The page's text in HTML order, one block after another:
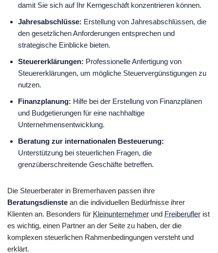
damit Sie sich auf Ihr Kerngeschäft konzentrieren können.
Jahresabschlüsse: Erstellung von Jahresabschlüssen, die
den gesetzlichen Anforderungen entsprechen und
strategische Einblicke bieten.
Steuererklärungen: Professionelle Anfertigung von
Steuererklärungen, um mögliche Steuervergünstigungen zu
nutzen.
Finanzplanung: Hilfe bei der Erstellung von Finanzplänen
und Budgetierungen für eine nachhaltige
Unternehmensentwicklung.
Beratung zur internationalen Besteuerung:
Unterstützung bei steuerlichen Fragen, die
grenzüberschreitende Geschäfte betreffen.
Die Steuerberater in Bremerhaven passen ihre
Beratungsdienste an die individuellen Bedürfnisse ihrer
Klienten an. Besonders für Kleinunternehmer und Freiberufler ist
es wichtig, einen Partner an der Seite zu haben, der die
komplexen steuerlichen Rahmenbedingungen versteht und
erklärt.